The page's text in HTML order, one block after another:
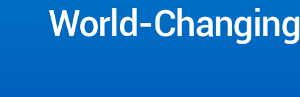
World-Changing